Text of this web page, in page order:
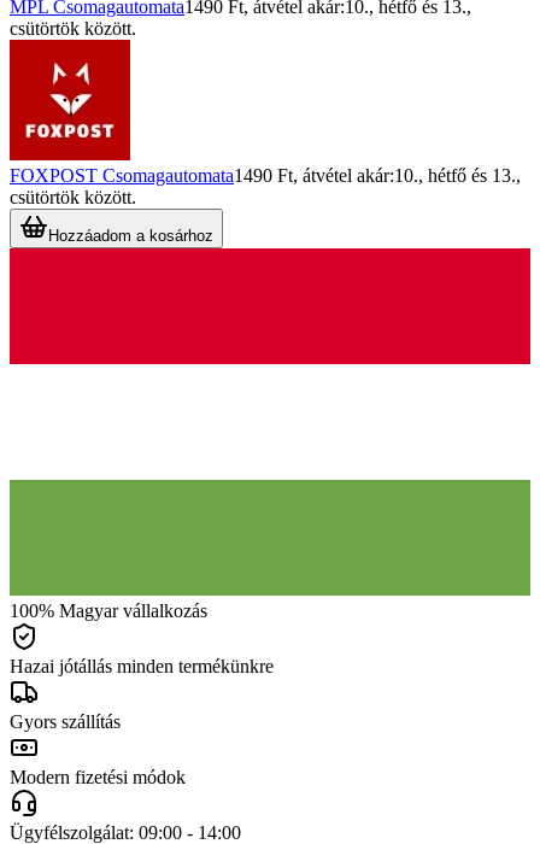
MPL Csomagautomata1490 Ft, átvétel akár:10., hétfő és 13.,
csütörtök között.
FOXPOST Csomagautomata1490 Ft, átvétel akár:10., hétfő és 13.,
csütörtök között.
Hozzáadom a kosárhoz
100% Magyar vállalkozás
Hazai jótállás minden termékünkre
Gyors szállítás
Modern fizetési módok
Ügyfélszolgálat: 09:00 - 14:00